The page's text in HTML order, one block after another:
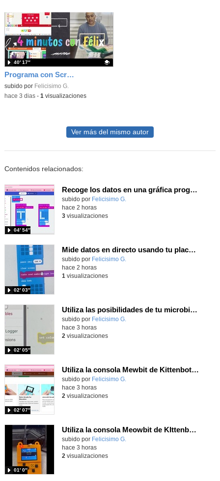
Programa con Scratch juegos con los partidos del mundial 2026 ganados por España
Contenido educativo.
subido por Felicisimo G.
40′ 17″
-hace 3 dias- 1 visualizaciones
Ver más del mismo autor
Contenidos relacionados:
Recoge los datos en una gráfica programando tu placa microbit con MakeCode y conoce la Tª y nivel de luz en este eclipse
Contenido educativo.
subido por Felicisimo G.
04′ 54″
hace 2 horas
3visualizaciones
Mide datos en directo usando tu placa microbit y programando con MakeCode dos placas conectadas por radio
Contenido educativo.
subido por Felicisimo G.
02′ 03″
hace 2 horas
1 visualizaciones
Utiliza las posibilidades de tu microbit programando com MakeCode para medir temperatura y nivel de luz con Datalogger
Contenido educativo.
subido por Felicisimo G.
02′ 05″
hace 3 horas
2 visualizaciones
Utiliza la consola Mewbit de Kittenbot para llevar tus juegos arcade de MakeCode a tu mano
Contenido educativo.
subido por Felicisimo G.
02′ 07″
hace 3 horas
2 visualizaciones
Utiliza la consola Meowbit de KIttenbot para jugar con tus programas MakeCode Arcade
Contenido educativo.
subido por Felicisimo G.
01′ 0″
hace 3 horas
2 visualizaciones